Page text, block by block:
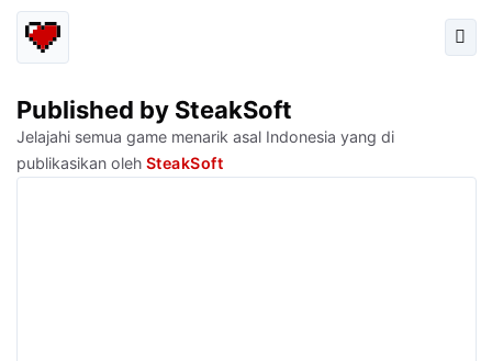
Published by SteakSoft
Jelajahi semua game menarik asal Indonesia yang di
publikasikan oleh SteakSoft